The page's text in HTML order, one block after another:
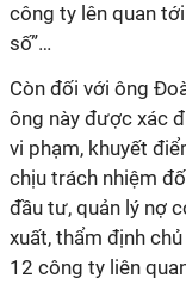
công ty lên quan
số”…
Còn đối với ông
ông này được xác
vi phạm, khuyết
chịu trách nhiệm
đầu tư, quản lý nợ
xuất, thẩm định
12 công ty liên